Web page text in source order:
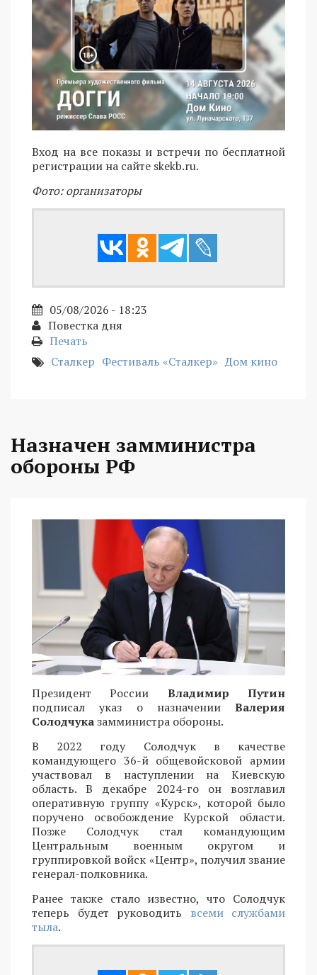
Вход на все показы и встречи по бесплатной
регистрации на сайте skekb.ru.
Фото: организаторы
05/08/2026 - 18:23
Повестка дня
Печать
Сталкер Фестиваль «Сталкер» Дом кино
Назначен замминистра
обороны РФ
Президент России Владимир Путин
подписал указ о назначенииВалерия
Солодчуказамминистра обороны.
В 2022 году Солодчук в качестве
командующего 36-й общевойсковой армии
участвовал в наступлении на Киевскую
область. В декабре 2024-го он возглавил
оперативную группу «Курск», которой было
поручено освобождение Курской области.
Позже Солодчук стал командующим
Центральным военным округом и
группировкой войск «Центр», получил звание
генерал-полковника.
Ранее также стало известно, что Солодчук
теперь будет руководить всеми службами
тыла.